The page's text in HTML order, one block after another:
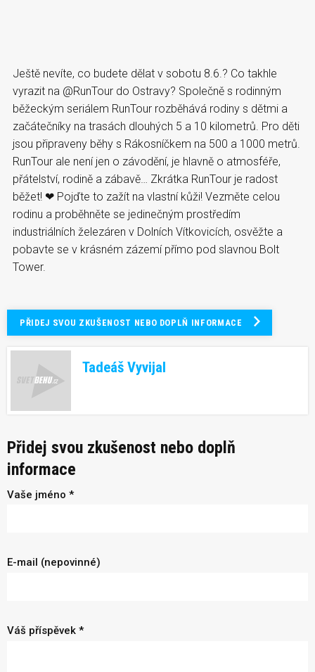
Ještě nevíte, co budete dělat v sobotu 8.6.? Co takhle
vyrazit na @RunTour do Ostravy? Společně s rodinným
běžeckým seriálem RunTour rozběhává rodiny s dětmi a
začátečníky na trasách dlouhých 5 a 10 kilometrů. Pro děti
jsou připraveny běhy s Rákosníčkem na 500 a 1000 metrů.
RunTour ale není jen o závodění, je hlavně o atmosféře,
přátelství, rodině a zábavě… Zkrátka RunTour je radost
běžet! ❤ Pojďte to zažít na vlastní kůži! Vezměte celou
rodinu a proběhněte se jedinečným prostředím
industriálních železáren v Dolních Vítkovicích, osvěžte a
pobavte se v krásném zázemí přímo pod slavnou Bolt
Tower.
PŘIDEJ SVOU ZKUŠENOST NEBO DOPLŇ INFORMACE
Tadeáš Vyvijal
Přidej svou zkušenost nebo doplň
informace
Vaše jméno *
E-mail (nepovinné)
Váš příspěvek *